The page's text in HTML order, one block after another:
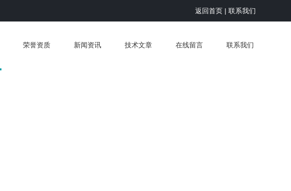
返回首页 | 联系我们
荣誉资质 新闻资讯 技术文章 在线留言 联系我们